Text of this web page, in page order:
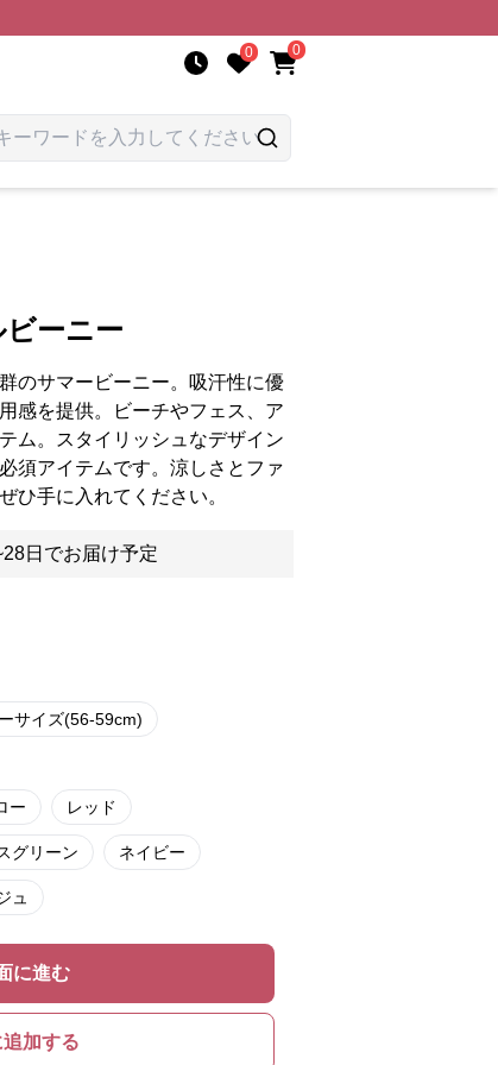
0 0
ーニー
のサマービーニー。吸汗性に優
感を提供。ビーチやフェス、ア
ム。スタイリッシュなデザイン
須アイテムです。涼しさとファ
ひ手に入れてください。
日でお届け予定
サイズ(56-59cm)
ー レッド
グリーン ネイビー
ュ
に進む
加する